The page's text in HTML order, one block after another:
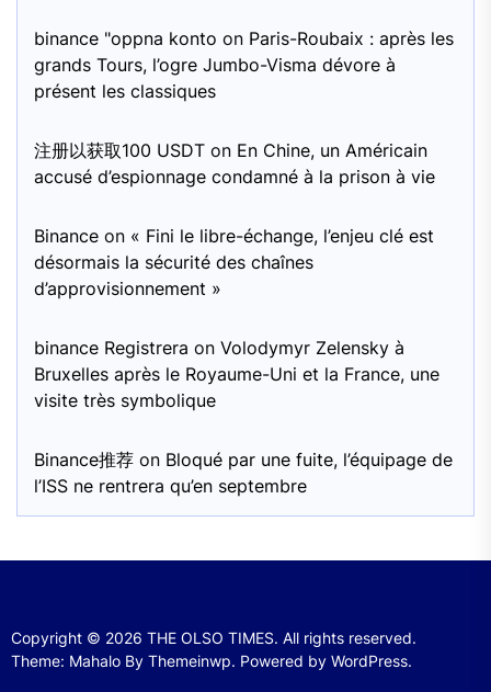
binance "oppna konto on Paris-Roubaix : après les
grands Tours, l’ogre Jumbo-Visma dévore à
présent les classiques
注册以获取100 USDT on En Chine, un Américain
accusé d’espionnage condamné à la prison à vie
Binance on « Fini le libre-échange, l’enjeu clé est
désormais la sécurité des chaînes
d’approvisionnement »
binance Registrera on Volodymyr Zelensky à
Bruxelles après le Royaume-Uni et la France, une
visite très symbolique
Binance推荐 on Bloqué par une fuite, l’équipage de
l’ISS ne rentrera qu’en septembre
Copyright © 2026 THE OLSO TIMES. All rights reserved.
Theme: Mahalo By Themeinwp. Powered by WordPress.